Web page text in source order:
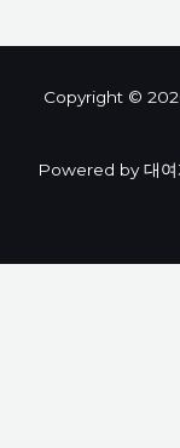
Copyright ©
Powered by 대여